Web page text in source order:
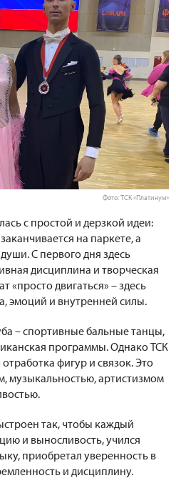
Фото: ТСК «Платинум»
с простой и дерзкой идеи:
на паркете, а
С первого дня здесь
дисциплина и творческая
«просто двигаться» – здесь
эмоций и внутренней силы.
– спортивные бальные танцы,
программы. Однако ТСК
фигур и связок. Это
музыкальностью, артистизмом
так, чтобы каждый
и выносливость, учился
приобретал уверенность в
и дисциплину.